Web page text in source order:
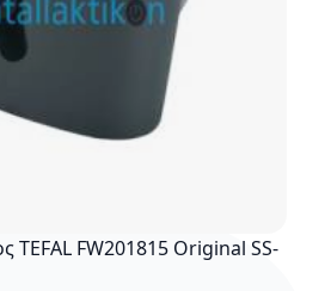
TEFAL FW201815 Original SS-